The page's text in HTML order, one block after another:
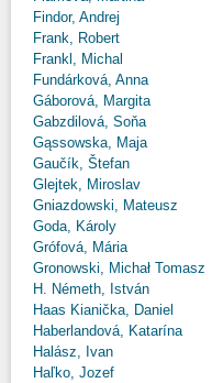
Findor, Andrej
Frank, Robert
Frankl, Michal
Fundárková, Anna
Gáborová, Margita
Gabzdilová, Soňa
Gąssowska, Maja
Gaučík, Štefan
Glejtek, Miroslav
Gniazdowski, Mateusz
Goda, Károly
Grófová, Mária
Gronowski, Michał Tomasz
H. Németh, István
Haas Kianička, Daniel
Haberlandová, Katarína
Halász, Ivan
Haľko, Jozef